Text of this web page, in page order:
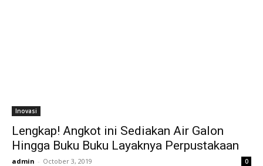
Inovasi
Lengkap! Angkot ini Sediakan Air Galon
Hingga Buku Buku Layaknya Perpustakaan
admin - October 3, 2019 0